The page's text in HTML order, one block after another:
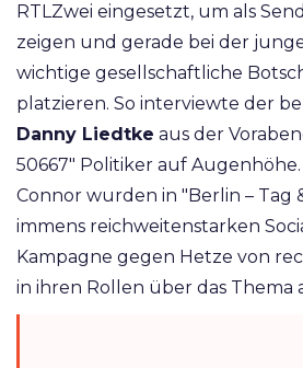
RTLZwei eingesetzt, um als
zeigen und gerade bei der
wichtige gesellschaftliche
platzieren. So interviewte der
Danny Liedtke aus der
50667" Politiker auf
Connor wurden in "Berlin – Tag
immens reichweitenstarken
Kampagne gegen Hetze von
in ihren Rollen über das Thema